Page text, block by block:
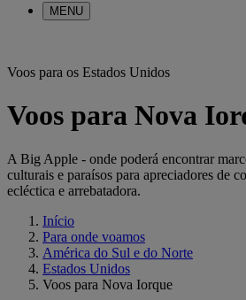
MENU
Voos para os Estados Unidos
Voos para Nova
A Big Apple - onde poderá encontrar
culturais e paraísos para apreciadores de
ecléctica e arrebatadora.
Início
Para onde voamos
América do Sul e do Norte
Estados Unidos
Voos para Nova Iorque